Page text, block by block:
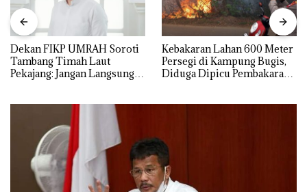
Dekan FIKP UMRAH Soroti
Tambang Timah Laut
Pekajang: Jangan Langsung
Lingkungannya
Kebakaran Lahan 600 Meter
Persegi di Kampung Bugis,
Diduga Dipicu Pembakaran